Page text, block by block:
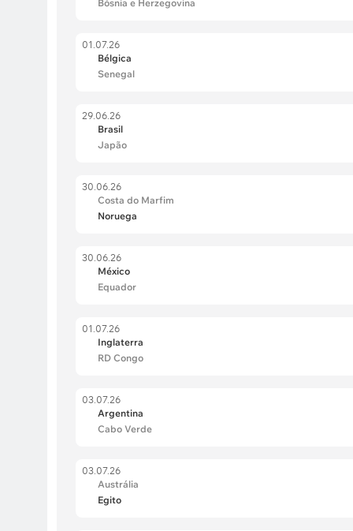
Bósnia e Herzegovina
01.07.26
Bélgica
Senegal
29.06.26
Brasil
Japão
30.06.26
Costa do Marfim
Noruega
30.06.26
México
Equador
01.07.26
Inglaterra
RD Congo
03.07.26
Argentina
Cabo Verde
03.07.26
Austrália
Egito